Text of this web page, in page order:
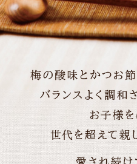
配送について
お問い合
0120-
【営業時間】
休業日：日曜・祝日